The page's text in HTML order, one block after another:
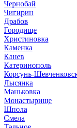
Чернобай
Чигирин
Драбов
Городище
Христиновка
Каменка
Канев
Катеринополь
Корсунь-
Лысянка
Маньковка
Монастырище
Шпола
Смела